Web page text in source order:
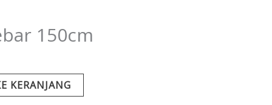
150cm
KERANJANG